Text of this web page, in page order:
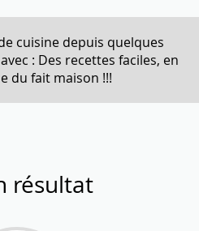
cuisine depuis quelques
: Des recettes faciles, en
du fait maison !!!
résultat